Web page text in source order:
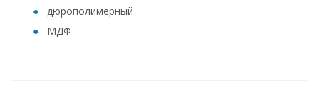
дюрополимерный
МДФ